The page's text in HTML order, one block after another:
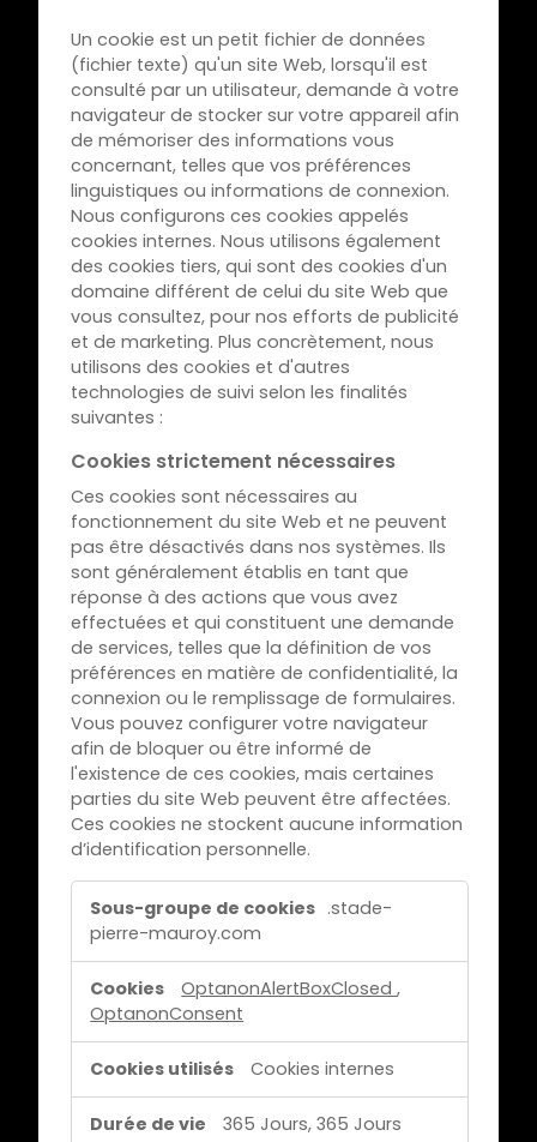
Un cookie est un petit fichier de données
(fichier texte) qu'un site Web, lorsqu'il est
consulté par un utilisateur, demande à votre
navigateur de stocker sur votre appareil afin
de mémoriser des informations vous
concernant, telles que vos préférences
linguistiques ou informations de connexion.
Nous configurons ces cookies appelés
cookies internes. Nous utilisons également
des cookies tiers, qui sont des cookies d'un
domaine différent de celui du site Web que
vous consultez, pour nos efforts de publicité
et de marketing. Plus concrètement, nous
utilisons des cookies et d'autres
technologies de suivi selon les finalités
suivantes :
Cookies strictement nécessaires
Ces cookies sont nécessaires au
fonctionnement du site Web et ne peuvent
pas être désactivés dans nos systèmes. Ils
sont généralement établis en tant que
réponse à des actions que vous avez
effectuées et qui constituent une demande
de services, telles que la définition de vos
préférences en matière de confidentialité, la
connexion ou le remplissage de formulaires.
Vous pouvez configurer votre navigateur
afin de bloquer ou être informé de
l'existence de ces cookies, mais certaines
parties du site Web peuvent être affectées.
Ces cookies ne stockent aucune information
d’identification personnelle.
o
e
s
.stade-
pierre-mauroy.com
OptanonAlertBoxClosed,
OptanonConsent
Cookies internes
365 Jours, 365 Jours